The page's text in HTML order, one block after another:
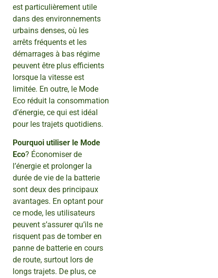
est particulièrement utile
dans des environnements
urbains denses, où les
arrêts fréquents et les
démarrages à bas régime
peuvent être plus efficients
lorsque la vitesse est
limitée. En outre, le Mode
Eco réduit la consommation
d’énergie, ce qui est idéal
pour les trajets quotidiens.
Pourquoi utiliser le Mode
Eco? Économiser de
l’énergie et prolonger la
durée de vie de la batterie
sont deux des principaux
avantages. En optant pour
ce mode, les utilisateurs
peuvent s’assurer qu’ils ne
risquent pas de tomber en
panne de batterie en cours
de route, surtout lors de
longs trajets. De plus, ce